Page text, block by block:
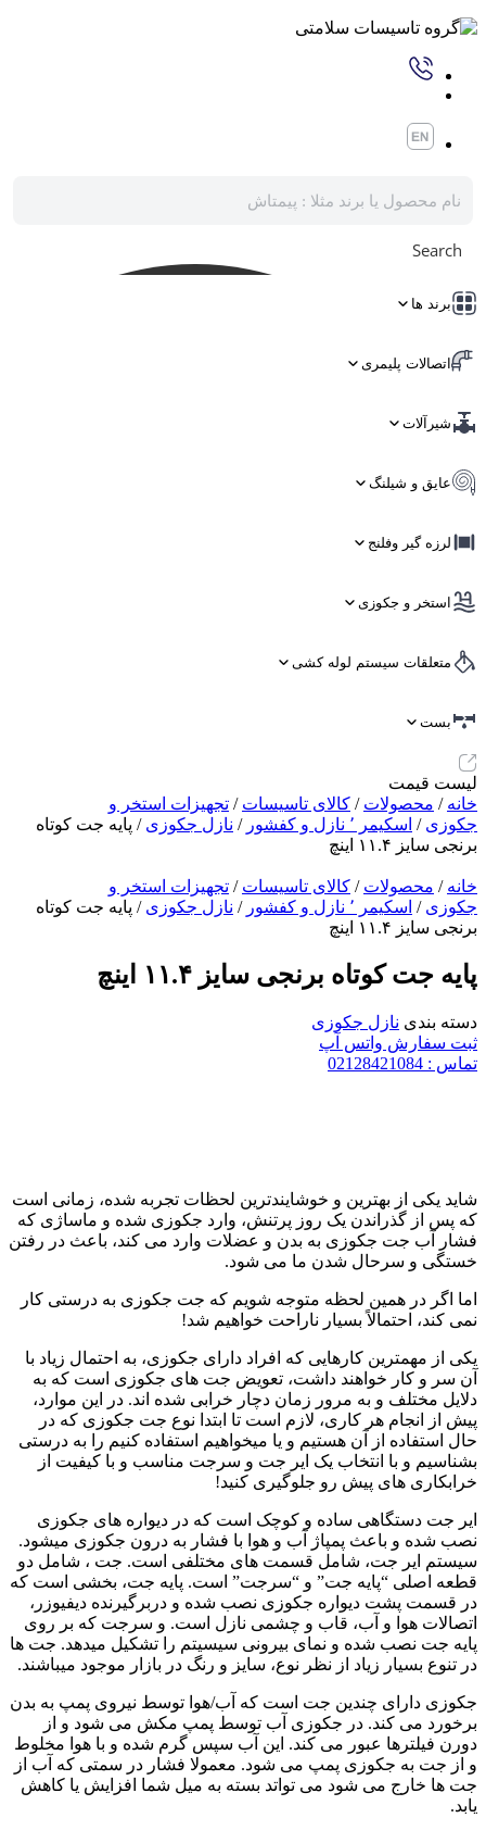
Search
برند ها
اتصالات پلیمری
شیرآلات
عایق و شیلنگ
لرزه گیر وفلنج
استخر و جکوزی
متعلقات سیستم لوله کشی
بست
لیست قیمت
خانه / محصولات / کالای تاسیسات / تجهیزات استخر و
جکوزی / اسکیمر ٬ نازل و کفشور / نازل جکوزی / پایه جت کوتاه
برنجی سایز ۱۱.۴ اینچ
خانه / محصولات / کالای تاسیسات / تجهیزات استخر و
جکوزی / اسکیمر ٬ نازل و کفشور / نازل جکوزی / پایه جت کوتاه
برنجی سایز ۱۱.۴ اینچ
پایه جت کوتاه برنجی سایز ۱۱.۴ اینچ
دسته بندی نازل جکوزی
ثبت سفارش واتس آپ
تماس : 02128421084
شاید یکی از بهترین و خوشایندترین لحظات تجربه شده، زمانی است
که پس از گذراندن یک روز پرتنش، وارد جکوزی شده و ماساژی که
فشار آب جت جکوزی به بدن و عضلات وارد می کند، باعث در رفتن
خستگی و سرحال شدن ما می شود.
اما اگر در همین لحظه متوجه شویم که جت جکوزی به درستی کار
نمی کند، احتمالاً بسیار ناراحت خواهیم شد!
یکی از مهمترین کارهایی که افراد دارای جکوزی، به احتمال زیاد با
آن سر و کار خواهند داشت، تعویض جت های جکوزی است که به
دلایل مختلف و به مرور زمان دچار خرابی شده اند. در این موارد،
پیش از انجام هر کاری، لازم است تا ابتدا نوع جت جکوزی که در
حال استفاده از آن هستیم و یا میخواهیم استفاده کنیم را به درستی
بشناسیم و با انتخاب یک ایر جت و سرجت مناسب و با کیفیت از
خرابکاری های پیش رو جلوگیری کنید!
ایر جت دستگاهی ساده و کوچک است که در دیواره های جکوزی
نصب شده و باعث پمپاژ آب و هوا با فشار به درون جکوزی میشود.
سیستم ایر جت، شامل قسمت های مختلفی است. جت ، شامل دو
قطعه اصلی “پایه جت” و “سرجت” است. پایه جت، بخشی است که
در قسمت پشت دیواره جکوزی نصب شده و دربرگیرنده دیفیوزر،
اتصالات هوا و آب، قاب و چشمی نازل است. و سرجت که بر روی
پایه جت نصب شده و نمای بیرونی سیسیتم را تشکیل میدهد. جت ها
در تنوع بسیار زیاد از نظر نوع، سایز و رنگ در بازار موجود میباشند.
جکوزی دارای چندین جت است که آب/هوا توسط نیروی پمپ به بدن
برخورد می کند. در جکوزی آب توسط پمپ مکش می شود و از
دورن فیلترها عبور می کند. این آب سپس گرم شده و با هوا مخلوط
و از جت به جکوزی پمپ می شود. معمولا فشار در سمتی که آب از
جت ها خارج می شود می تواتد بسته به میل شما افزایش یا کاهش
یابد.